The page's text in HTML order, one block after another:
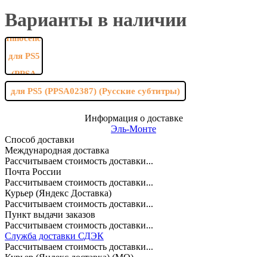
Варианты в наличии
для PS5 (PPSA02387) (Русские субтитры)
Информация о доставке
Эль-Монте
Способ доставки
Международная доставка
Рассчитываем стоимость доставки...
Почта России
Рассчитываем стоимость доставки...
Курьер (Яндекс Доставка)
Рассчитываем стоимость доставки...
Пункт выдачи заказов
Рассчитываем стоимость доставки...
Служба доставки СДЭК
Рассчитываем стоимость доставки...